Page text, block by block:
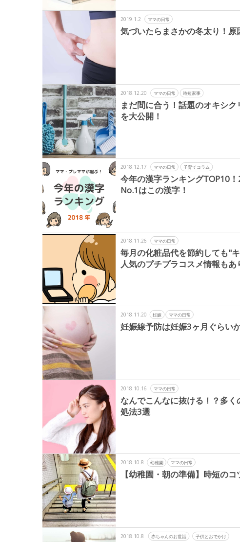
2019.1.2 ママの日常
気づいたらまさかの冬太り！
2018.12.20 ママの日常 時短家事
まだ間に合う！話題のオキシ
を大公開！
2018.12.17 ママの日常 子育てコラム
今年の漢字ランキングTOP10
No.1はこの漢字！
2018.11.26 ママの日常
毎月の化粧品代を節約しても"
人気のプチプラコスメ情報もあ
2018.11.20 妊娠 ママの日常
妊娠線予防は妊娠3ヶ月ぐらい
2018.10.16 ママの日常
なんでこんなに抜ける！？多
処法3選
2018.10.8 幼稚園 ママの日常
【幼稚園・朝の準備】時短のコ
2018.10.8 赤ちゃんのお世話 子供とおでかけ